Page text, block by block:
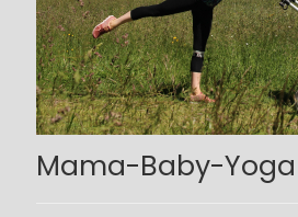
Mama-Baby-Yoga